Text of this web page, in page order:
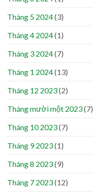
Tháng 5 2024(3)
Tháng 4 2024(1)
Tháng 3 2024(7)
Tháng 1 2024(13)
Tháng 12 2023(2)
Tháng mười một 2023(7)
Tháng 10 2023(7)
Tháng 9 2023(1)
Tháng 8 2023(9)
Tháng 7 2023(12)